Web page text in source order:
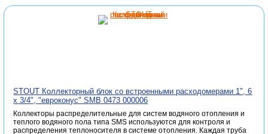
STOUT Коллекторный блок со встроенными расходомерами 1", 6
x 3/4", "евроконус" SMB 0473 000006
Коллекторы распределительные для систем водяного отопления и
теплого водяного пола типа SMS используются для контроля и
распределения теплоносителя в системе отопления. Каждая труба